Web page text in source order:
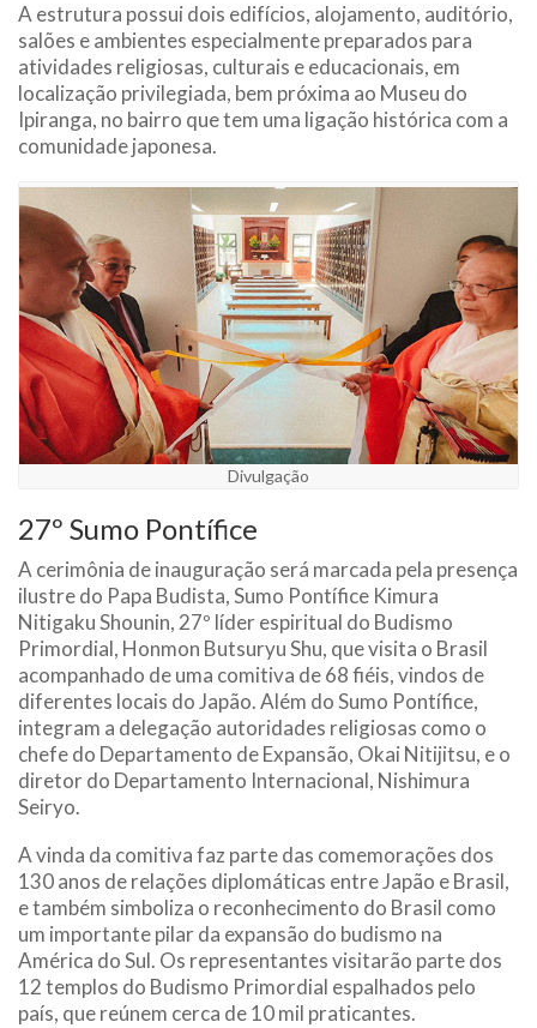
A estrutura possui dois edifícios, alojamento, auditório,
salões e ambientes especialmente preparados para
atividades religiosas, culturais e educacionais, em
localização privilegiada, bem próxima ao Museu do
Ipiranga, no bairro que tem uma ligação histórica com a
comunidade japonesa.
Divulgação
27º Sumo Pontífice
A cerimônia de inauguração será marcada pela presença
ilustre do Papa Budista, Sumo Pontífice Kimura
Nitigaku Shounin, 27º líder espiritual do Budismo
Primordial, Honmon Butsuryu Shu, que visita o Brasil
acompanhado de uma comitiva de 68 fiéis, vindos de
diferentes locais do Japão. Além do Sumo Pontífice,
integram a delegação autoridades religiosas como o
chefe do Departamento de Expansão, Okai Nitijitsu, e o
diretor do Departamento Internacional, Nishimura
Seiryo.
A vinda da comitiva faz parte das comemorações dos
130 anos de relações diplomáticas entre Japão e Brasil,
e também simboliza o reconhecimento do Brasil como
um importante pilar da expansão do budismo na
América do Sul. Os representantes visitarão parte dos
12 templos do Budismo Primordial espalhados pelo
país, que reúnem cerca de 10 mil praticantes.